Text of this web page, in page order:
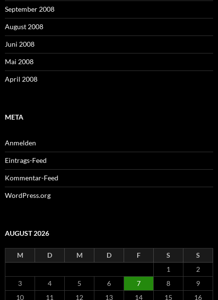
September 2008
August 2008
Juni 2008
Mai 2008
April 2008
META
Anmelden
Eintrags-Feed
Kommentar-Feed
WordPress.org
AUGUST 2026
M D M D F S
S
1
2
3
4 5 6 7 8
9
10
11 12 13 14 15 16